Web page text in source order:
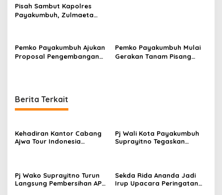
Pisah Sambut Kapolres
Payakumbuh, Zulmaeta
Pemko Payakumbuh Ajukan
Proposal Pengembangan
Pemko Payakumbuh Mulai
Gerakan Tanam Pisang
Berita Terkait
Kehadiran Kantor Cabang
Ajwa Tour Indonesia
Pj Wali Kota Payakumbuh
Suprayitno Tegaskan
Pembangunan Daerah
Pj Wako Suprayitno Turun
Langsung Pembersihan APK
Sekda Rida Ananda Jadi
Irup Upacara Peringatan